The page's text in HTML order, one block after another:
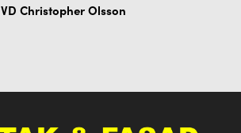
VD Christopher Olsson